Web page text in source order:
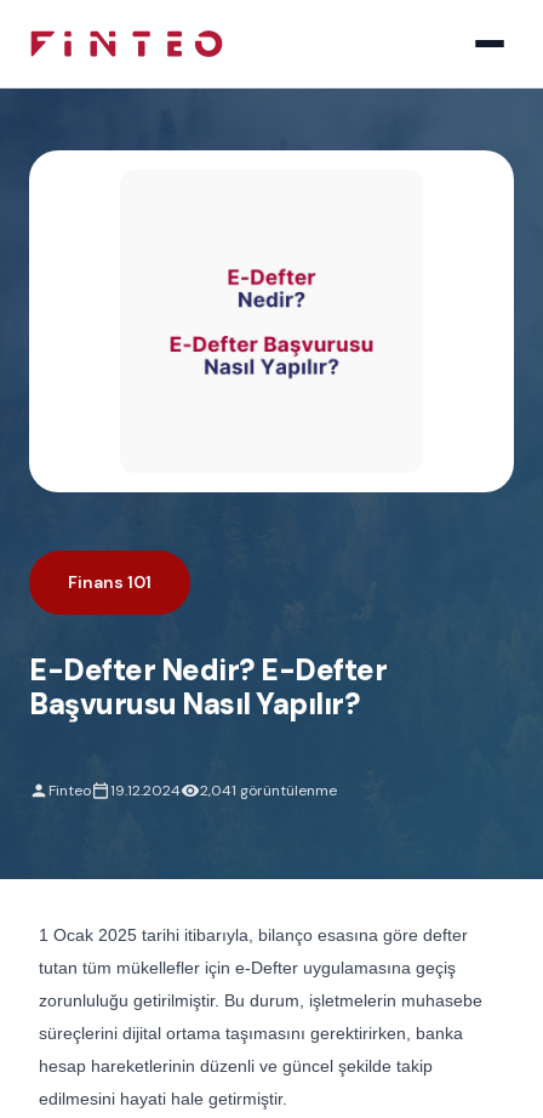
Finans 101
E-Defter Nedir? E-Defter
Başvurusu Nasıl Yapılır?
Finteo 19.12.2024 2,041 görüntülenme
1 Ocak 2025 tarihi itibarıyla, bilanço esasına göre defter
tutan tüm mükellefler için e-Defter uygulamasına geçiş
zorunluluğu getirilmiştir. Bu durum, işletmelerin muhasebe
süreçlerini dijital ortama taşımasını gerektirirken, banka
hesap hareketlerinin düzenli ve güncel şekilde takip
edilmesini hayati hale getirmiştir.